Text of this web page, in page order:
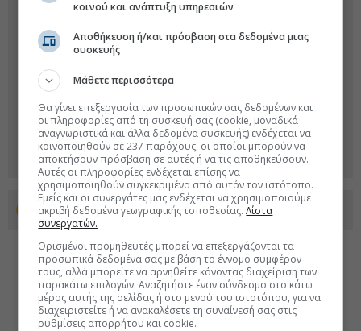
Προσθέστε το euro2day.gr στο Discover
κοινού και ανάπτυξη υπηρεσιών
Αποθήκευση ή/και πρόσβαση στα δεδομένα μιας
συσκευής
Μάθετε περισσότερα
Θα γίνει επεξεργασία των προσωπικών σας δεδομένων και
οι πληροφορίες από τη συσκευή σας (cookie, μοναδικά
αναγνωριστικά και άλλα δεδομένα συσκευής) ενδέχεται να
κοινοποιηθούν σε 237 παρόχους, οι οποίοι μπορούν να
αποκτήσουν πρόσβαση σε αυτές ή να τις αποθηκεύσουν.
Αυτές οι πληροφορίες ενδέχεται επίσης να
χρησιμοποιηθούν συγκεκριμένα από αυτόν τον ιστότοπο.
Εμείς και οι συνεργάτες μας ενδέχεται να χρησιμοποιούμε
ακριβή δεδομένα γεωγραφικής τοποθεσίας.Λίστα
συνεργατών.
Ορισμένοι προμηθευτές μπορεί να επεξεργάζονται τα
προσωπικά δεδομένα σας με βάση το έννομο συμφέρον
τους, αλλά μπορείτε να αρνηθείτε κάνοντας διαχείριση των
παρακάτω επιλογών. Αναζητήστε έναν σύνδεσμο στο κάτω
μέρος αυτής της σελίδας ή στο μενού του ιστοτόπου, για να
διαχειριστείτε ή να ανακαλέσετε τη συναίνεσή σας στις
ρυθμίσεις απορρήτου και cookie.